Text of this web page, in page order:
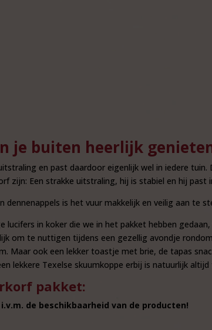
je buiten heerlijk
en past daardoor eigenlijk wel in iedere
zijn: Een strakke uitstraling, hij is stabiel en hij past
dennenappels is het vuur makkelijk en veilig aan te
lucifers in koker die we in het pakket hebben
om te nuttigen tijdens een gezellig avondje
Maar ook een lekker toastje met brie, de tapas
lekkere Texelse skuumkoppe erbij is natuurlijk altijd
pakket:
de beschikbaarheid van de producten!